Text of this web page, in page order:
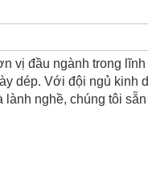
vị đầu ngành trong
dép. Với đội ngủ kinh
nghề, chúng tôi sẵn